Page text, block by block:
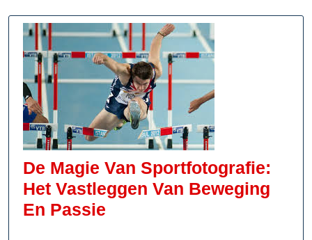
De Magie Van Sportfotografie:
Het Vastleggen Van Beweging
En Passie